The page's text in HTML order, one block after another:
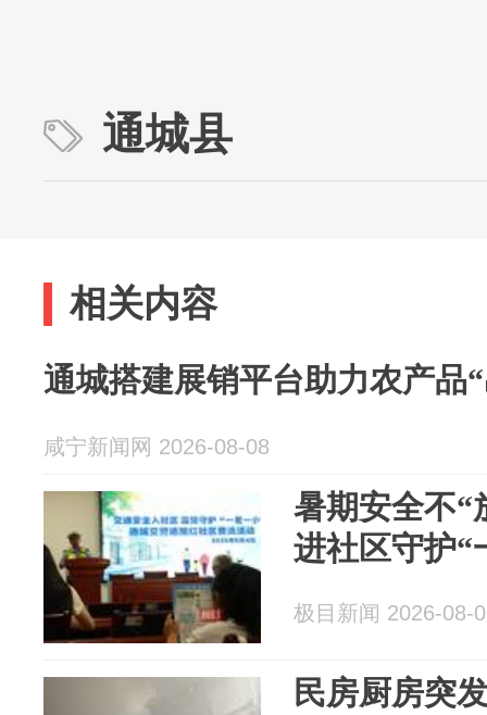
通城县
相关内容
通城搭建展销平台助力农产品
咸宁新闻网 2026-08-08
暑期安全不“
进社区守护“
极目新闻 2026-08-
民房厨房突